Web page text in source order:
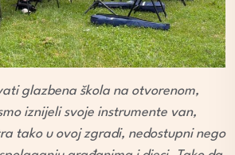
glazbena škola na otvorenom,
iznijeli svoje instrumente van,
tako u ovoj zgradi, nedostupni nego